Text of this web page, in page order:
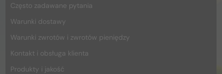
Często zadawane pytania
Warunki dostawy
Warunki zwrotów i zwrotów pieniędzy
Kontakt i obsługa klienta
Produkty i jakość